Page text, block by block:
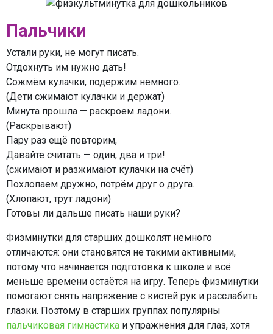
Пальчики
Устали руки, не могут писать.
Отдохнуть им нужно дать!
Сожмём кулачки, подержим немного.
(Дети сжимают кулачки и держат)
Минута прошла — раскроем ладони.
(Раскрывают)
Пару раз ещё повторим,
Давайте считать — один, два и три!
(сжимают и разжимают кулачки на счёт)
Похлопаем дружно, потрём друг о друга.
(Хлопают, трут ладони)
Готовы ли дальше писать наши руки?
Физминутки для старших дошколят немного
отличаются: они становятся не такими активными,
потому что начинается подготовка к школе и всё
меньше времени остаётся на игру. Теперь физминутки
помогают снять напряжение с кистей рук и расслабить
глазки. Поэтому в старших группах популярны
пальчиковая гимнастика и упражнения для глаз, хотя